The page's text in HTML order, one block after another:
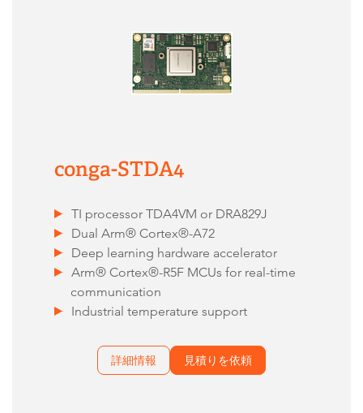
conga-STDA4
TI processor TDA4VM or DRA829J
Dual Arm® Cortex®-A72
Deep learning hardware accelerator
Arm® Cortex®-R5F MCUs for real-time
communication
Industrial temperature support
詳細情報 見積りを依頼